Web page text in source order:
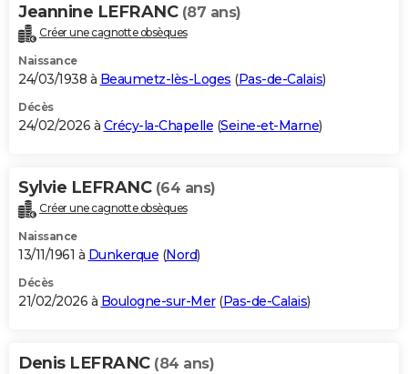
Jeannine LEFRANC (87 ans)
Créer une cagnotte obsèques
Naissance
24/03/1938 à Beaumetz-lès-Loges (Pas-de-Calais)
Décès
24/02/2026 à Crécy-la-Chapelle (Seine-et-Marne)
Sylvie LEFRANC (64 ans)
Créer une cagnotte obsèques
Naissance
13/11/1961 à Dunkerque (Nord)
Décès
21/02/2026 à Boulogne-sur-Mer(Pas-de-Calais)
Denis LEFRANC (84 ans)